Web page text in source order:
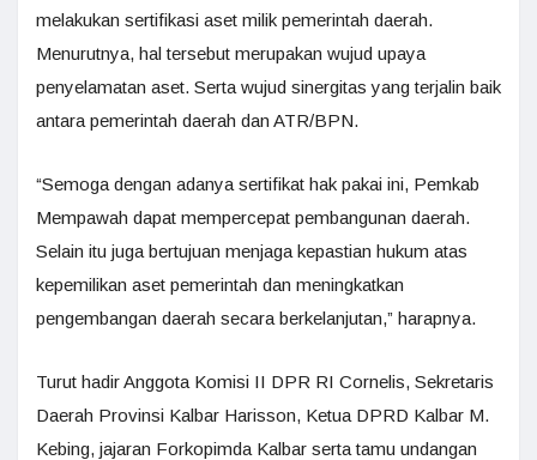
melakukan sertifikasi aset milik pemerintah daerah.
Menurutnya, hal tersebut merupakan wujud upaya
penyelamatan aset. Serta wujud sinergitas yang terjalin baik
antara pemerintah daerah dan ATR/BPN.
“Semoga dengan adanya sertifikat hak pakai ini, Pemkab
Mempawah dapat mempercepat pembangunan daerah.
Selain itu juga bertujuan menjaga kepastian hukum atas
kepemilikan aset pemerintah dan meningkatkan
pengembangan daerah secara berkelanjutan,” harapnya.
Turut hadir Anggota Komisi II DPR RI Cornelis, Sekretaris
Daerah Provinsi Kalbar Harisson, Ketua DPRD Kalbar M.
Kebing, jajaran Forkopimda Kalbar serta tamu undangan